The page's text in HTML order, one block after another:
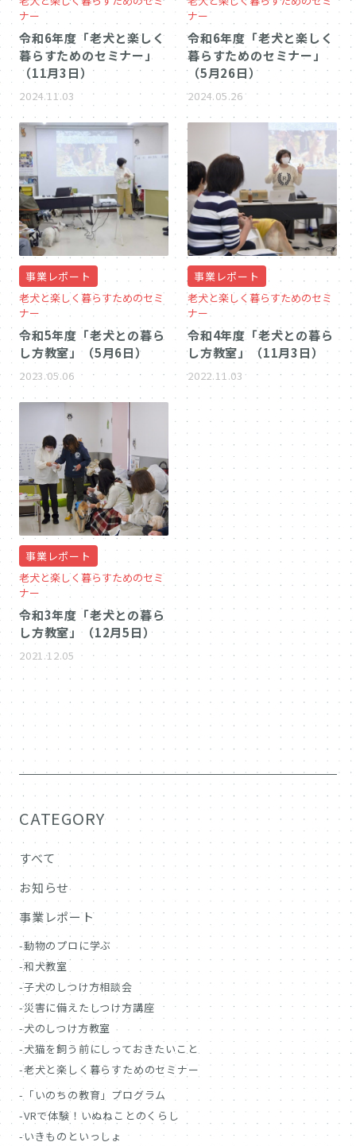
ナー
令和6年度「老犬と楽しく
暮らすためのセミナー」
（11月3日）
2024.11.03
ナー
令和6年度「老犬と楽しく
暮らすためのセミナー」
（5月26日）
2024.05.26
事業レポート
老犬と楽しく暮らすためのセミ
ナー
令和5年度「老犬との暮ら
し方教室」（5月6日）
2023.05.06
事業レポート
老犬と楽しく暮らすためのセミ
ナー
令和4年度「老犬との暮ら
し方教室」（11月3日）
2022.11.03
事業レポート
老犬と楽しく暮らすためのセミ
ナー
令和3年度「老犬との暮ら
し方教室」（12月5日）
2021.12.05
CATEGORY
すべて
お知らせ
事業レポート
動物のプロに学ぶ
和犬教室
子犬のしつけ方相談会
災害に備えたしつけ方講座
犬のしつけ方教室
犬猫を飼う前にしっておきたいこと
老犬と楽しく暮らすためのセミナー
「いのちの教育」プログラム
VRで体験！いぬねことのくらし
いきものといっしょ